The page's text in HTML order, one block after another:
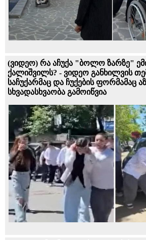
(ვიდეო) რა აჩუქა "ბოლო ზარზე"
ქალიშვილს? - ვიდეო განხილვის
საჩუქარმაც და ჩუქების ფორმამაც
სხვადასხვაობა გამოიწვია